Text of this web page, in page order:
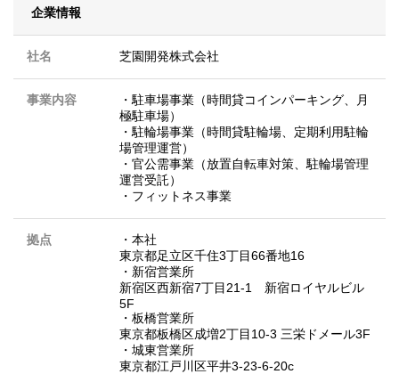
企業情報
社名 芝園開発株式会社
事業内容
・駐車場事業（時間貸コインパーキング、月
極駐車場）
・駐輪場事業（時間貸駐輪場、定期利用駐輪
場管理運営）
・官公需事業（放置自転車対策、駐輪場管理
運営受託）
・フィットネス事業
拠点
・本社
東京都足立区千住3丁目66番地16
・新宿営業所
新宿区西新宿7丁目21-1 新宿ロイヤルビル
5F
・板橋営業所
東京都板橋区成増2丁目10-3 三栄ドメール3F
・城東営業所
東京都江戸川区平井3-23-6-20c